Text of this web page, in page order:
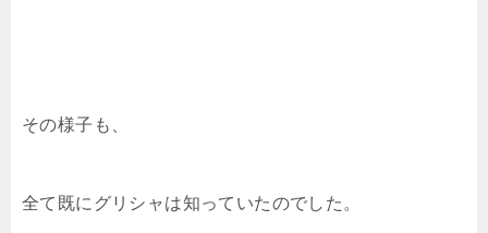
その様子も、
全て既にグリシャは知っていたのでした。